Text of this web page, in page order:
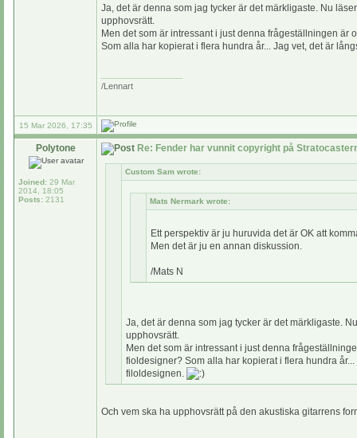
Ja, det är denna som jag tycker är det märkligaste. Nu
upphovsrätt.
Men det som är intressant i just denna frågeställningen
Som alla har kopierat i flera hundra år... Jag vet, det är
/Lennart
15 Mar 2026, 17:35
Polytone
Joined: 29 Mar
2014, 18:05
Posts: 2131
Re: Fender har vunnit copyright på
Custom Sam wrote:
Mats Nermark wrote:
Ett perspektiv är ju huruvida det är OK att
Men det är ju en annan diskussion.
/Mats N
Ja, det är denna som jag tycker är det märkligaste.
upphovsrätt.
Men det som är intressant i just denna
fioldesigner? Som alla har kopierat i flera hundra
filoldesignen.
Och vem ska ha upphovsrätt på den akustiska gitarrens